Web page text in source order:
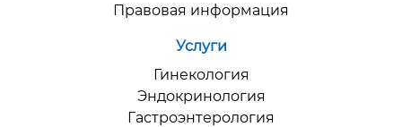
Правовая информация
Услуги
Гинекология
Эндокринология
Гастроэнтерология